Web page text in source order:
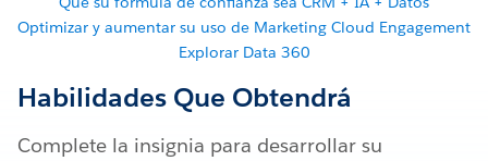
Optimizar y aumentar su uso de Marketing Cloud Engagement
Explorar Data 360
Habilidades Que Obtendrá
Complete la insignia para desarrollar su